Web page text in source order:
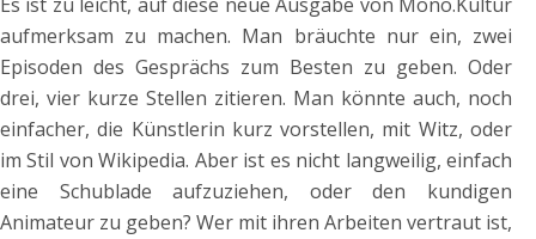
aufmerksam zu machen. Man bräuchte nur ein, zwei
Episoden des Gesprächs zum Besten zu geben. Oder
drei, vier kurze Stellen zitieren. Man könnte auch, noch
einfacher, die Künstlerin kurz vorstellen, mit Witz, oder
im Stil von Wikipedia. Aber ist es nicht langweilig, einfach
eine Schublade aufzuziehen, oder den kundigen
Animateur zu geben? Wer mit ihren Arbeiten vertraut ist,